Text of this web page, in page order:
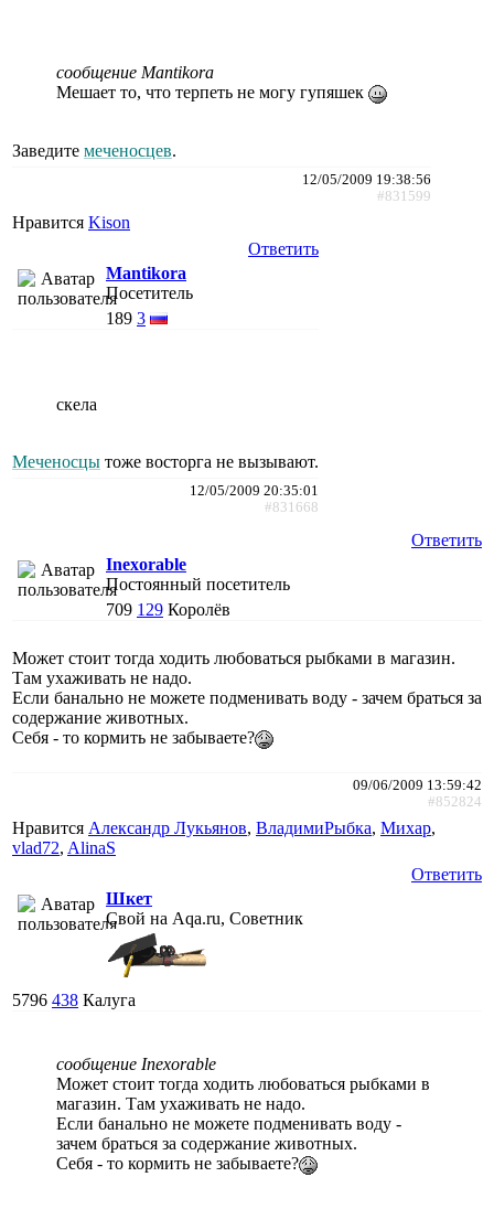
сообщение Mantikora
Мешает то, что терпеть не могу гупяшек
Заведите меченосцев.
12/05/2009 19:38:56
#831599
Нравится Kison
Ответить
Mantikora
Посетитель
189 3
cкeлa
Меченосцы тоже восторга не вызывают.
12/05/2009 20:35:01
#831668
Ответить
Inexorable
Постоянный посетитель
709 129 Королёв
Может стоит тогда ходить любоваться рыбками в магазин.
Там ухаживать не надо.
Если банально не можете подменивать воду - зачем браться за
содержание животных.
Себя - то кормить не забываете?
09/06/2009 13:59:42
#852824
Нравится Александр Лукьянов, ВладимиРыбка, Михар,
vlad72, AlinaS
Ответить
Шкет
Свой на Aqa.ru, Советник
5796 438 Калуга
сообщение Inexorable
Может стоит тогда ходить любоваться рыбками в
магазин. Там ухаживать не надо.
Если банально не можете подменивать воду -
зачем браться за содержание животных.
Себя - то кормить не забываете?